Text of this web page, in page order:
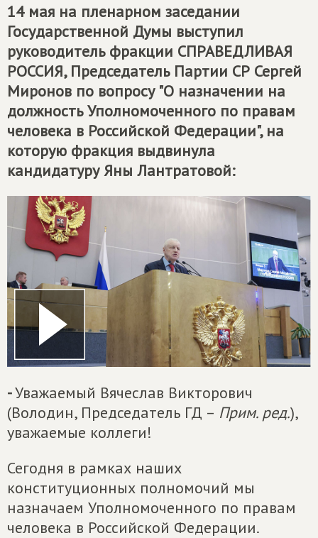
14 мая на пленарном заседании
Государственной Думы выступил
руководитель фракции СПРАВЕДЛИВАЯ
РОССИЯ, Председатель Партии СР Сергей
Миронов по вопросу "О назначении на
должность Уполномоченного по правам
человека в Российской Федерации", на
которую фракция выдвинула
кандидатуру Яны Лантратовой:
-Уважаемый Вячеслав Викторович
(Володин, Председатель ГД – Прим. ред.),
уважаемые коллеги!
Сегодня в рамках наших
конституционных полномочий мы
назначаем Уполномоченного по правам
человека в Российской Федерации.